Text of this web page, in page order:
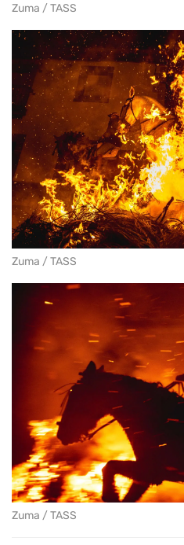
Zuma / TASS
Zuma / TASS
Zuma / TASS